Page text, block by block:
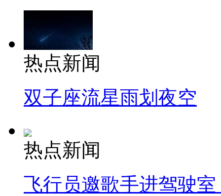
热点新闻
双子座流星雨划夜空
热点新闻
飞行员邀歌手进驾驶